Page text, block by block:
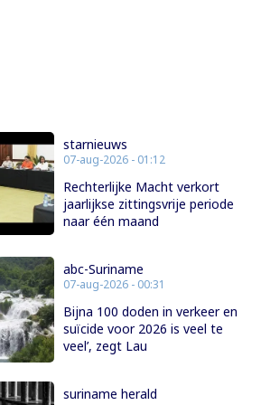
starnieuws
07-aug-2026 - 01:12
Rechterlijke Macht verkort
jaarlijkse zittingsvrije periode
naar één maand
abc-Suriname
07-aug-2026 - 00:31
Bijna 100 doden in verkeer en
suïcide voor 2026 is veel te
veel’, zegt Lau
suriname herald